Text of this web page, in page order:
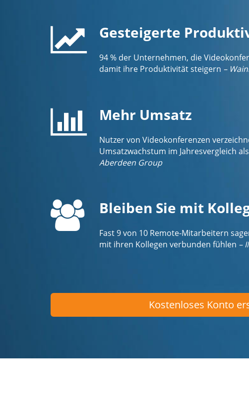
Gesteigerte
94 % der Unternehmen, die
damit ihre Produktivität steigern –
Mehr Umsatz
Nutzer von Videokonferenzen
Umsatzwachstum im Jahresvergleich
Aberdeen Group
Bleiben Sie mit
Fast 9 von 10 Remote-Mitarbeitern
mit ihren Kollegen verbunden fühlen –
Kostenloses Konto